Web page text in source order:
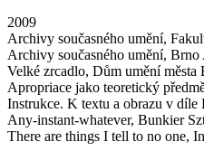
2009
Archivy současného umění,
Archivy současného umění, Brno
Velké zrcadlo, Dům umění města
Apropriace jako teoretický
Instrukce. K textu a obrazu v díle
Any-instant-whatever, Bunkier
There are things I tell to no one,